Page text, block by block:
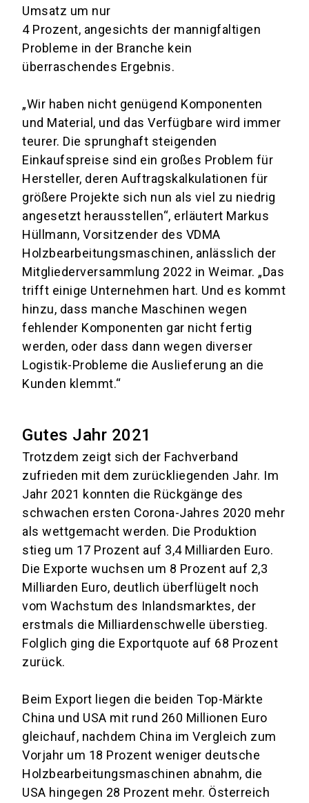
Umsatz um nur
4 Prozent, angesichts der mannigfaltigen
Probleme in der Branche kein
überraschendes Ergebnis.
„Wir haben nicht genügend Komponenten
und Material, und das Verfügbare wird immer
teurer. Die sprunghaft steigenden
Einkaufspreise sind ein großes Problem für
Hersteller, deren Auftragskalkulationen für
größere Projekte sich nun als viel zu niedrig
angesetzt herausstellen“, erläutert Markus
Hüllmann, Vorsitzender des VDMA
Holzbearbeitungsmaschinen, anlässlich der
Mitgliederversammlung 2022 in Weimar. „Das
trifft einige Unternehmen hart. Und es kommt
hinzu, dass manche Maschinen wegen
fehlender Komponenten gar nicht fertig
werden, oder dass dann wegen diverser
Logistik-Probleme die Auslieferung an die
Kunden klemmt.“
Gutes Jahr 2021
Trotzdem zeigt sich der Fachverband
zufrieden mit dem zurückliegenden Jahr. Im
Jahr 2021 konnten die Rückgänge des
schwachen ersten Corona-Jahres 2020 mehr
als wettgemacht werden. Die Produktion
stieg um 17 Prozent auf 3,4 Milliarden Euro.
Die Exporte wuchsen um 8 Prozent auf 2,3
Milliarden Euro, deutlich überflügelt noch
vom Wachstum des Inlandsmarktes, der
erstmals die Milliardenschwelle überstieg.
Folglich ging die Exportquote auf 68 Prozent
zurück.
Beim Export liegen die beiden Top-Märkte
China und USA mit rund 260 Millionen Euro
gleichauf, nachdem China im Vergleich zum
Vorjahr um 18 Prozent weniger deutsche
Holzbearbeitungsmaschinen abnahm, die
USA hingegen 28 Prozent mehr. Österreich